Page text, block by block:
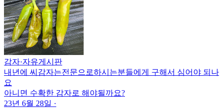
감자·자유게시판
내년에 씨감자는전문으로하시는분들에게 구해서 심어야 되나
요
아니면 수확한 감자로 해야될까요?
23년 6월 28일 ·